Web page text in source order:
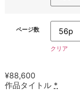
ページ数
クリア
¥88,600
作品タイトル *